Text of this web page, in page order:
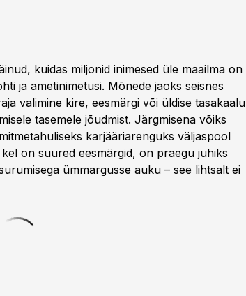
kuidas miljonid inimesed üle maailma on
ja ametinimetusi. Mõnede jaoks seisnes
valimine kire, eesmärgi või üldise tasakaalu
tasemele jõudmist. Järgmisena võiks
karjääriarenguks väljaspool
on suured eesmärgid, on praegu juhiks
ümmargusse auku – see lihtsalt ei